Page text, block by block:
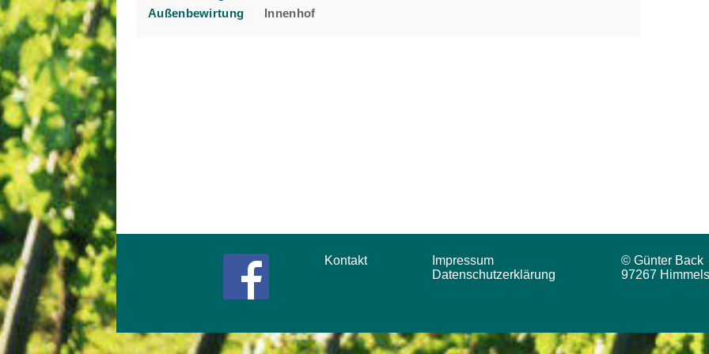
Außenbewirtung
Innenhof
Kontakt
Impressum
Datenschutzerklärung
© Günter Back
97267